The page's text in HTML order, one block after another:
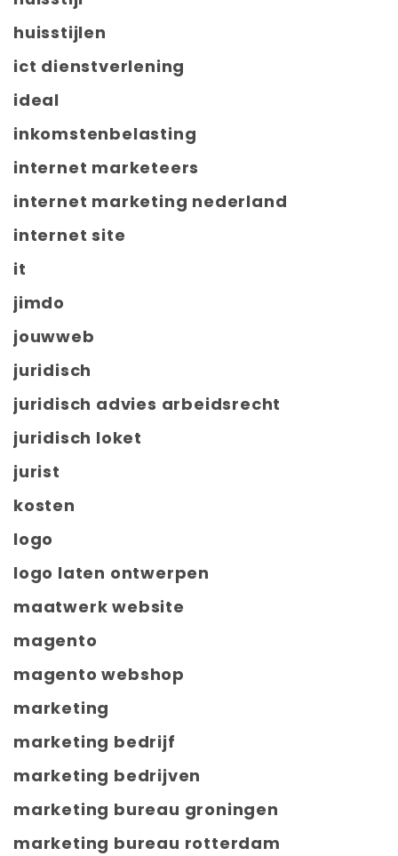
huisstijlen
ict dienstverlening
ideal
inkomstenbelasting
internet marketeers
internet marketing nederland
internet site
it
jimdo
jouwweb
juridisch
juridisch advies arbeidsrecht
juridisch loket
jurist
kosten
logo
logo laten ontwerpen
maatwerk website
magento
magento webshop
marketing
marketing bedrijf
marketing bedrijven
marketing bureau groningen
marketing bureau rotterdam